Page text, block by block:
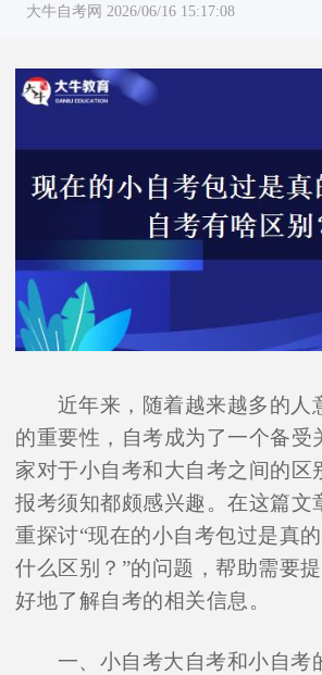
大牛自考网 2026/06/16 15:17:08
近年来，随着越来越多的人
的重要性，自考成为了一个备受
家对于小自考和大自考之间的区
报考须知都颇感兴趣。在这篇文
重探讨“现在的小自考包过是真
什么区别？”的问题，帮助需要
好地了解自考的相关信息。
一、小自考大自考和小自考